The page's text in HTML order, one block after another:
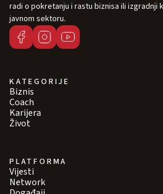
radi o pokretanju i rastu biznisa ili izgradnji
javnom sektoru.
KATEGORIJE
Biznis
Coach
Karijera
Život
PLATFORMA
Vijesti
Network